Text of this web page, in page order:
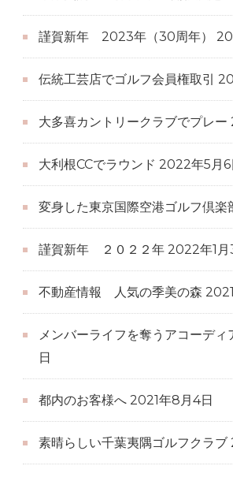
謹賀新年 2023年（30周年）
伝統工芸店でゴルフ会員権取引
大多喜カントリークラブでプレー
大利根CCでラウンド 2022年5月6
変身した東京国際空港ゴルフ倶楽
謹賀新年 ２０２２年 2022年1月
不動産情報 人気の季美の森
メンバーライフを奪うアコーディ
日
都内のお客様へ 2021年8月4日
素晴らしい千葉夷隅ゴルフクラブ